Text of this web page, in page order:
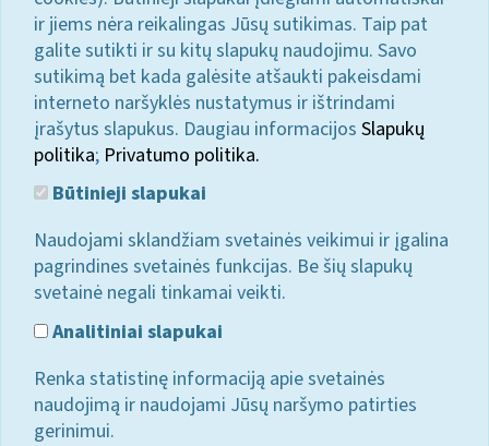
ir jiems nėra reikalingas Jūsų sutikimas. Taip pat
galite sutikti ir su kitų slapukų naudojimu. Savo
sutikimą bet kada galėsite atšaukti pakeisdami
interneto naršyklės nustatymus ir ištrindami
įrašytus slapukus. Daugiau informacijos Slapukų
politika; Privatumo politika.
Būtinieji slapukai
Naudojami sklandžiam svetainės veikimui ir įgalina
pagrindines svetainės funkcijas. Be šių slapukų
svetainė negali tinkamai veikti.
Analitiniai slapukai
Renka statistinę informaciją apie svetainės
naudojimą ir naudojami Jūsų naršymo patirties
gerinimui.